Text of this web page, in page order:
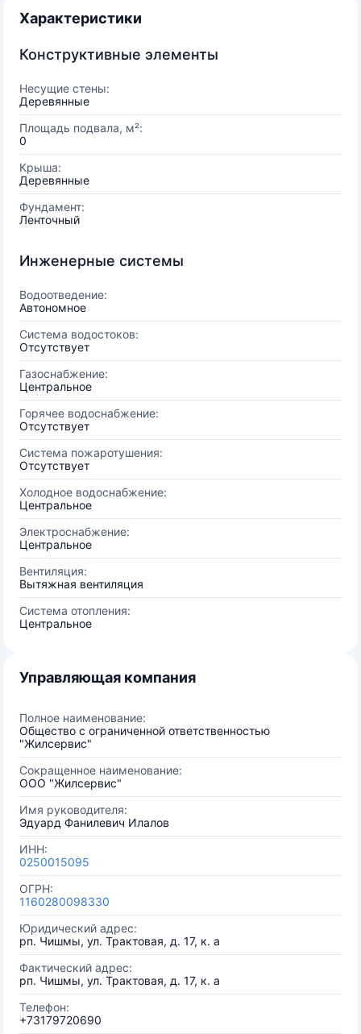
Характеристики
Конструктивные элементы
Несущие стены:
Деревянные
Площадь подвала, м²:
0
Крыша:
Деревянные
Фундамент:
Ленточный
Инженерные системы
Водоотведение:
Автономное
Система водостоков:
Отсутствует
Газоснабжение:
Центральное
Горячее водоснабжение:
Отсутствует
Система пожаротушения:
Отсутствует
Холодное водоснабжение:
Центральное
Электроснабжение:
Центральное
Вентиляция:
Вытяжная вентиляция
Система отопления:
Центральное
Управляющая компания
Полное наименование:
Общество с ограниченной ответственностью
"Жилсервис"
Сокращенное наименование:
ООО "Жилсервис"
Имя руководителя:
Эдуард Фанилевич Илалов
ИНН:
0250015095
ОГРН:
1160280098330
Юридический адрес:
рп. Чишмы, ул. Трактовая, д. 17, к. а
Фактический адрес:
рп. Чишмы, ул. Трактовая, д. 17, к. а
Телефон:
+73179720690